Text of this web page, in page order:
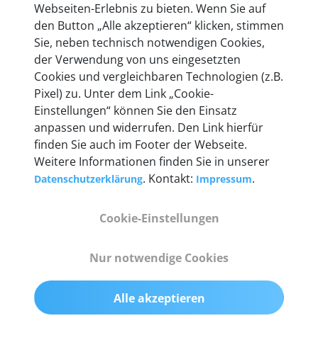
Technische Details &
Lieferumfang
Abmessungen
55 mm x 25 mm x 12 mm
komplette 16 Pin-Konfiguration mit Multiplexern
für alle Pin-Belegungen
Webseiten-Erlebnis zu bieten. Wenn Sie auf
den Button „Alle akzeptieren“ klicken, stimmen
Sie, neben technisch notwendigen Cookies,
der Verwendung von uns eingesetzten
Cookies und vergleichbaren Technologien (z.B.
Pixel) zu. Unter dem Link „Cookie-
Einstellungen“ können Sie den Einsatz
anpassen und widerrufen. Den Link hierfür
finden Sie auch im Footer der Webseite.
Weitere Informationen finden Sie in unserer
Datenschutzerklärung. Kontakt: Impressum.
Cookie-Einstellungen
Nur notwendige Cookies
Alle akzeptieren